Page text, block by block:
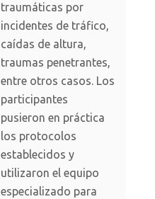
traumáticas por
incidentes de tráfico,
caídas de altura,
traumas penetrantes,
entre otros casos. Los
participantes
pusieron en práctica
los protocolos
establecidos y
utilizaron el equipo
especializado para